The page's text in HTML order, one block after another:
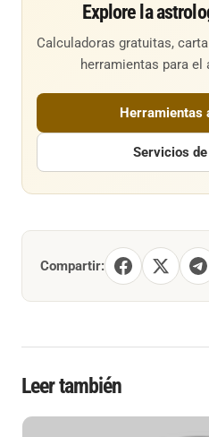
Explore la
Calculadoras gratuitas,
herramientas para
Herramientas
Servicios
Compartir:
Leer también